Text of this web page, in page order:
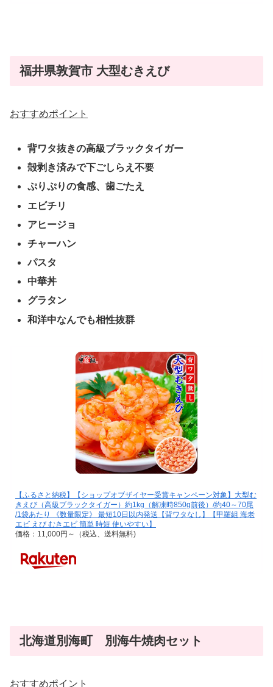
福井県敦賀市 大型むきえび
おすすめポイント
背ワタ抜きの高級ブラックタイガー
殻剥き済みで下ごしらえ不要
ぷりぷりの食感、歯ごたえ
エビチリ
アヒージョ
チャーハン
パスタ
中華丼
グラタン
和洋中なんでも相性抜群
【ふるさと納税】【ショップオブザイヤー受賞キャンペーン対象】大型む
きえび（高級ブラックタイガー）約1kg（解凍時850g前後）/約40～70尾
/1袋あたり 《数量限定》 最短10日以内発送【背ワタなし】【甲羅組 海老
エビ えび むきエビ 簡単 時短 使いやすい】
価格：11,000円～（税込、送料無料)
北海道別海町 別海牛焼肉セット
おすすめポイント